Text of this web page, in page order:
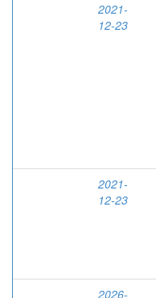
2021-
12-23
2021-
12-23
2026-